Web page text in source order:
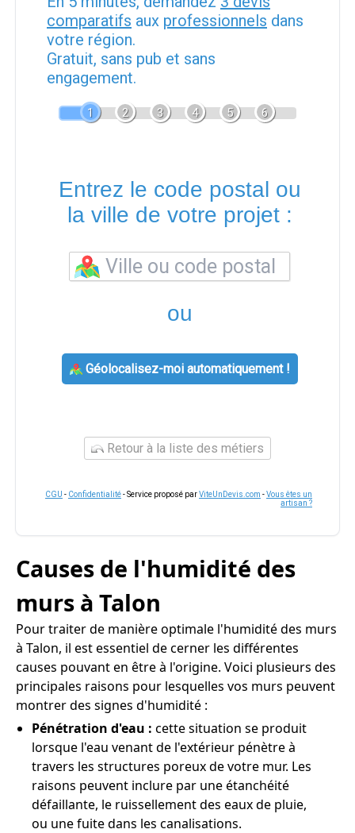
comparatifs aux professionnels dans
votre région.
Gratuit, sans pub et sans
engagement.
1 2 3 4 5 6
Entrez le code postal ou
la ville de votre projet :
ou
Géolocalisez-moi automatiquement !
Retour à la liste des métiers
CGU - Confidentialité- Service proposé parViteUnDevis.com -Vous êtes un
artisan ?
Causes de l'humidité des
murs à Talon
Pour traiter de manière optimale l'humidité des murs
à Talon, il est essentiel de cerner les différentes
causes pouvant en être à l'origine. Voici plusieurs des
principales raisons pour lesquelles vos murs peuvent
montrer des signes d'humidité :
Pénétration d'eau : cette situation se produit
lorsque l'eau venant de l'extérieur pénètre à
travers les structures poreux de votre mur. Les
raisons peuvent inclure par une étanchéité
défaillante, le ruissellement des eaux de pluie,
ou une fuite dans les canalisations.